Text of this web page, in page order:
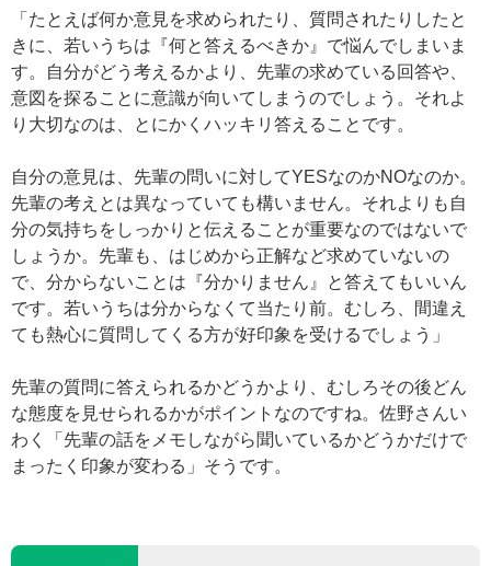
「たとえば何か意見を求められたり、質問されたりしたと
きに、若いうちは『何と答えるべきか』で悩んでしまいま
す。自分がどう考えるかより、先輩の求めている回答や、
意図を探ることに意識が向いてしまうのでしょう。それよ
り大切なのは、とにかくハッキリ答えることです。
自分の意見は、先輩の問いに対してYESなのかNOなのか。
先輩の考えとは異なっていても構いません。それよりも自
分の気持ちをしっかりと伝えることが重要なのではないで
しょうか。先輩も、はじめから正解など求めていないの
で、分からないことは『分かりません』と答えてもいいん
です。若いうちは分からなくて当たり前。むしろ、間違え
ても熱心に質問してくる方が好印象を受けるでしょう」
先輩の質問に答えられるかどうかより、むしろその後どん
な態度を見せられるかがポイントなのですね。佐野さんい
わく「先輩の話をメモしながら聞いているかどうかだけで
まったく印象が変わる」そうです。